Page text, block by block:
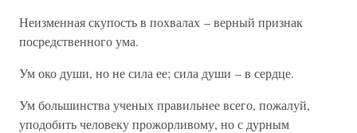
Неизменная скупость в похвалах – верный признак
посредственного ума.
Ум око души, но не сила ее; сила души – в сердце.
Ум большинства ученых правильнее всего, пожалуй,
уподобить человеку прожорливому, но с дурным